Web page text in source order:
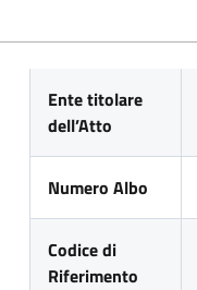
Ente titolare
dell’Atto
Numero Albo
Codice di
Riferimento